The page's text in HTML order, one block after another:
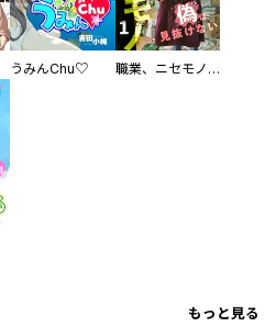
うみんChu♡ 職業、ニセモノ～あなたに偽は見抜けない【電子単行本版】
もっと見る